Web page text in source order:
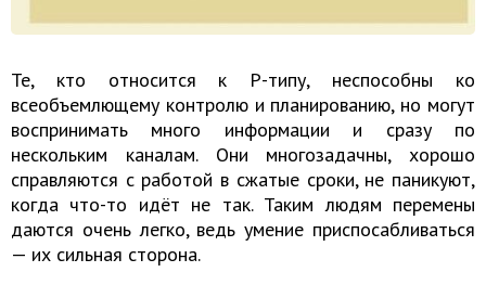
Те, кто относится к Р-типу, неспособны ко
всеобъемлющему контролю и планированию, но могут
воспринимать много информации и сразу по
нескольким каналам. Они многозадачны, хорошо
справляются с работой в сжатые сроки, не паникуют,
когда что-то идёт не так. Таким людям перемены
даются очень легко, ведь умение приспосабливаться
— их сильная сторона.